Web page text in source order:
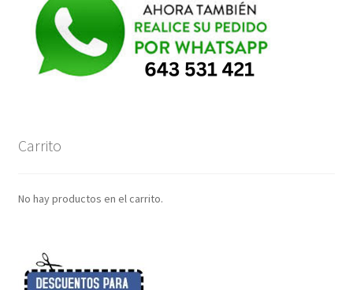
Carrito
No hay productos en el carrito.